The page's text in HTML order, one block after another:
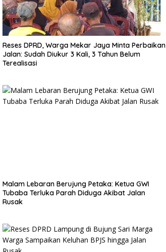
Reses DPRD, Warga Mekar Jaya Minta Perbaikan
Jalan: Sudah Diukur 3 Kali, 3 Tahun Belum
Terealisasi
Malam Lebaran Berujung Petaka: Ketua GWI
Tubaba Terluka Parah Diduga Akibat Jalan
Rusak